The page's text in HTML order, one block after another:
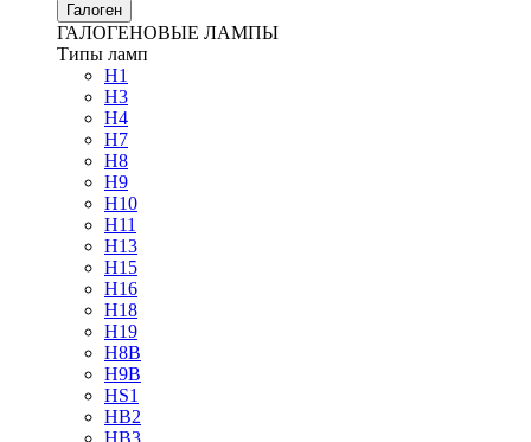
Галоген
ГАЛОГЕНОВЫЕ ЛАМПЫ
Типы ламп
H1
H3
H4
H7
H8
H9
H10
H11
H13
H15
H16
H18
H19
H8B
H9B
HS1
HB2
HB3